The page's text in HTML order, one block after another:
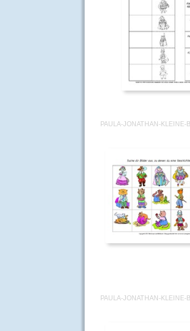
PAULA-JONATHAN-
PAULA-JONATHAN-